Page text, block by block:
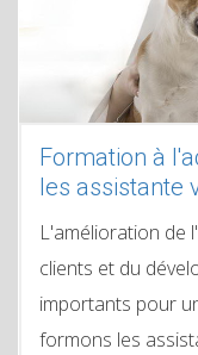
Formation à
les assistante
L'amélioration de
clients et du
importants pour
formons les